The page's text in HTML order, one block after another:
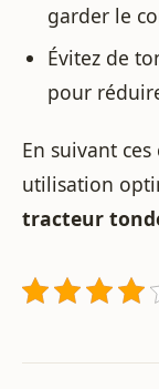
garder le
Évitez de
pour
En suivant
utilisation
tracteur